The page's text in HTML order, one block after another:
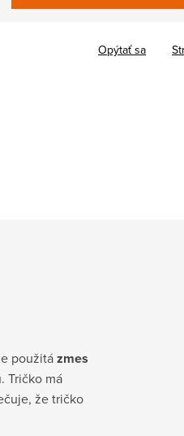
Opýtať sa
použitázmes
Tričko má
že tričko